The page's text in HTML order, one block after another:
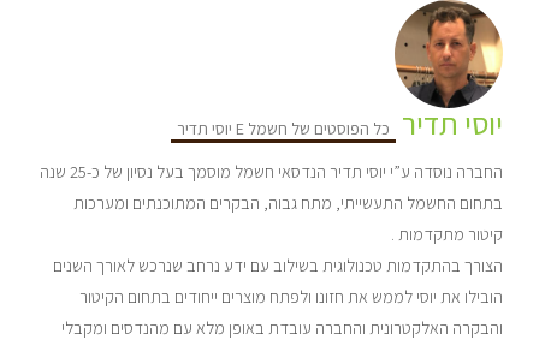
יוסי תדיר כל הפוסטים של חשמל E יוסי תדיר
החברה נוסדה ע”י יוסי תדיר הנדסאי חשמל מוסמך בעל נסיון של כ-25 שנה
בתחום החשמל התעשייתי, מתח גבוה, הבקרים המתוכנתים ומערכות
קיטור מתקדמות .
הצורך בהתקדמות טכנולוגית בשילוב עם ידע נרחב שנרכש לאורך השנים
הובילו את יוסי לממש את חזונו ולפתח מוצרים ייחודים בתחום הקיטור
והבקרה האלקטרונית והחברה עובדת באופן מלא עם מהנדסים ומקבלי